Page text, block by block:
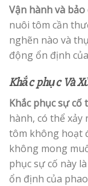
Vận hành và
nuôi tôm cần
nghẽn nào và
động ổn định
Khắc phục Và
Khắc phục sự cố
hành, có thể
tôm không hoạt
không mong
phục sự cố này
ổn định của